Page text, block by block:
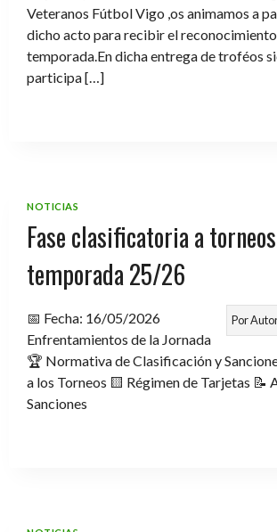
Veteranos Fútbol Vigo ,os animamos a
dicho acto para recibir el
temporada.En dicha entrega de troféos
participa […]
NOTICIAS
Fase clasificatoria a torneos
temporada 25/26
Por
📅 Fecha: 16/05/2026
Enfrentamientos de la Jornada
🏆 Normativa de Clasificación y
a los Torneos 🟨 Régimen de Tarjetas 📝
Sanciones